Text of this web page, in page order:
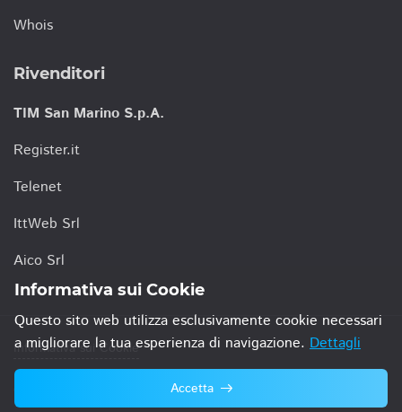
Whois
Rivenditori
TIM San Marino S.p.A.
Register.it
Telenet
IttWeb Srl
Aico Srl
Informativa sui Cookie
© 2021 TIM San Marino S.p.A.
Informativa sui Cookie
Questo sito web utilizza esclusivamente cookie necessari
a migliorare la tua esperienza di navigazione. Dettagli
Accetta